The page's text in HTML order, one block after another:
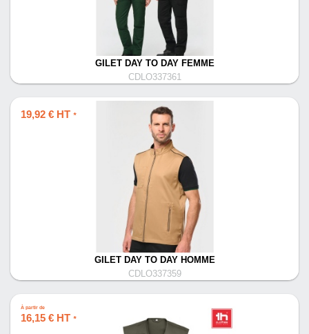
GILET DAY TO DAY FEMME
CDLO337361
19,92 € HT *
GILET DAY TO DAY HOMME
CDLO337359
À partir de
16,15 € HT *